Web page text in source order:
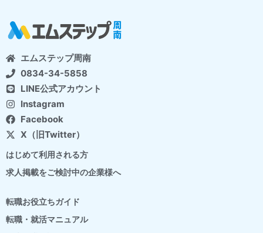
エムステップ周南
0834-34-5858
LINE公式アカウント
Instagram
Facebook
X（旧Twitter）
はじめて利用される方
求人掲載をご検討中の企業様へ
転職お役立ちガイド
転職・就活マニュアル